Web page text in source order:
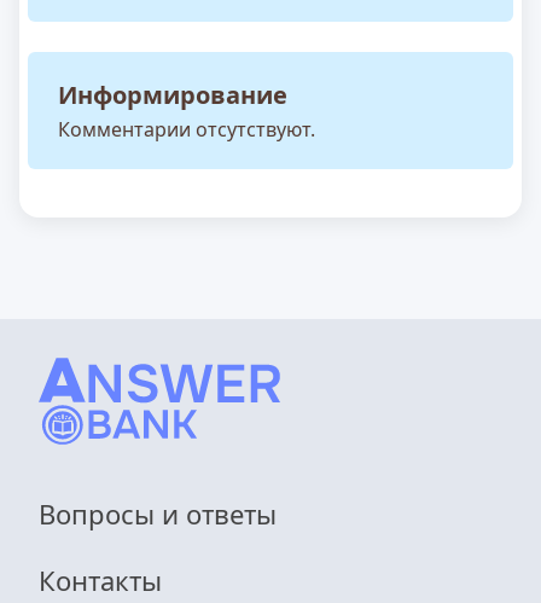
Информирование
Комментарии отсутствуют.
Вопросы и ответы
Контакты